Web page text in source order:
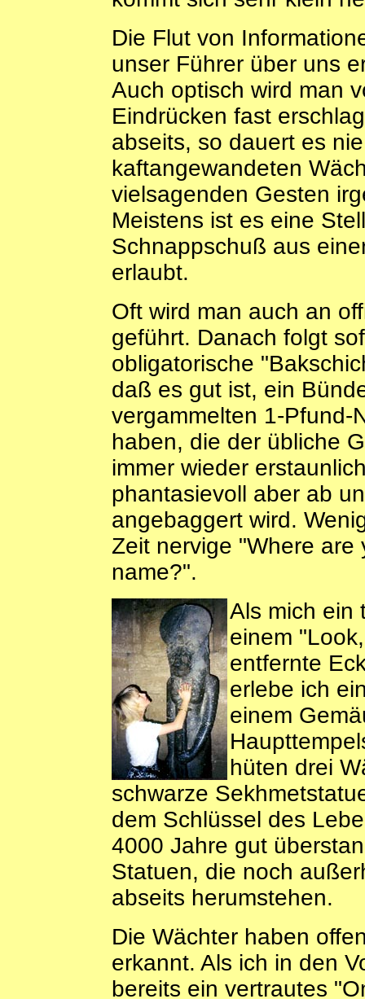
Die Flut von
unser Führer über uns
Auch optisch wird man
Eindrücken fast
abseits, so dauert es
kaftangewandeten
vielsagenden Gesten
Meistens ist es eine
Schnappschuß aus
erlaubt.
Oft wird man auch an
geführt. Danach folgt
obligatorische
daß es gut ist, ein
vergammelten 1-Pfund-
haben, die der übliche
immer wieder
phantasievoll aber ab
angebaggert wird.
Zeit nervige "Where are
name?".
Als mich ein
einem
entfernte
erlebe ich
einem
hüten drei
schwarze
dem Schlüssel des
4000 Jahre gut
Statuen, die noch
abseits herumstehen.
Die Wächter haben
erkannt. Als ich in den
bereits ein vertrautes